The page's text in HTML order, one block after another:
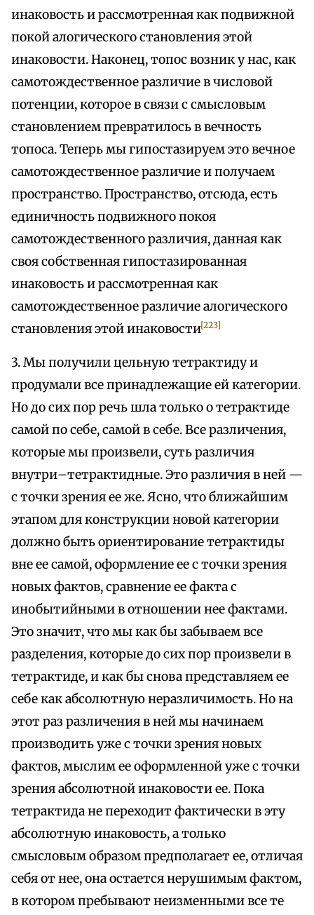
инаковость и рассмотренная как подвижной
покой алогического становления этой
инаковости. Наконец, топос возник у нас, как
самотождественное различие в числовой
потенции, которое в связи с смысловым
становлением превратилось в вечность
топоса. Теперь мы гипостазируем это вечное
самотождественное различие и получаем
пространство. Пространство, отсюда, есть
единичность подвижного покоя
самотождественного различия, данная как
своя собственная гипостазированная
инаковость и рассмотренная как
самотождественное различие алогического
становления этой инаковости[223]
3. Мы получили цельную тетрактиду и
продумали все принадлежащие ей категории.
Но до сих пор речь шла только о тетрактиде
самой по себе, самой в себе. Все различения,
которые мы произвели, суть различия
внутри–тетрактидные. Это различия в ней —
с точки зрения ее же. Ясно, что ближайшим
этапом для конструкции новой категории
должно быть ориентирование тетрактиды
вне ее самой, оформление ее с точки зрения
новых фактов, сравнение ее факта с
инобытийными в отношении нее фактами.
Это значит, что мы как бы забываем все
разделения, которые до сих пор произвели в
тетрактиде, и как бы снова представляем ее
себе как абсолютную неразличимость. Но на
этот раз различения в ней мы начинаем
производить уже с точки зрения новых
фактов, мыслим ее оформленной уже с точки
зрения абсолютной инаковости ее. Пока
тетрактида не переходит фактически в эту
абсолютную инаковость, а только
смысловым образом предполагает ее, отличая
себя от нее, она остается нерушимым фактом,
в котором пребывают неизменными все те